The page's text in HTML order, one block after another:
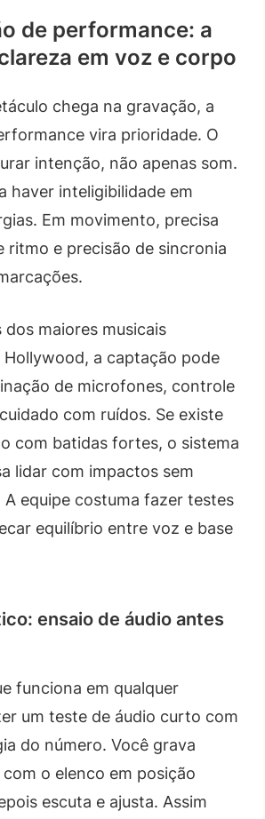
de performance: a
em voz e corpo
chega na gravação, a
vira prioridade. O
intenção, não apenas som.
haver inteligibilidade em
Em movimento, precisa
ritmo e precisão de sincronia
maiores musicais
a captação pode
de microfones, controle
com ruídos. Se existe
com batidas fortes, o sistema
lidar com impactos sem
equipe costuma fazer testes
equilíbrio entre voz e base
ensaio de áudio antes
funciona em qualquer
um teste de áudio curto com
do número. Você grava
o elenco em posição
escuta e ajusta. Assim